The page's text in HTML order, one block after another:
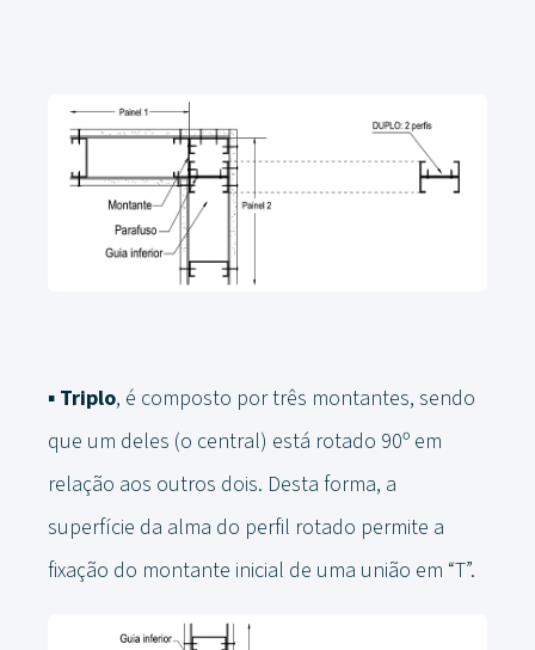
▪ Triplo, é composto por três montantes, sendo
que um deles (o central) está rotado 90º em
relação aos outros dois. Desta forma, a
superfície da alma do perfil rotado permite a
fixação do montante inicial de uma união em “T”.